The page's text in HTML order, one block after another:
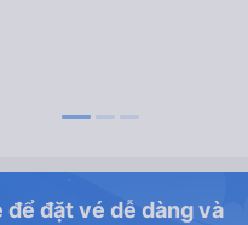
đặt vé dễ dàng và